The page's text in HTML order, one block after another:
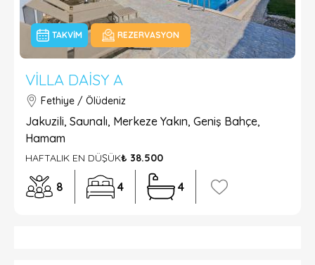
TAKVIM REZERVASYON
VILLA DAISY A
Fethiye / Ölüdeniz
Jakuzili, Saunalı, Merkeze Yakın, Geniş Bahçe,
Hamam
HAFTALIK EN DÜŞÜK₺ 38.500
8 4 4